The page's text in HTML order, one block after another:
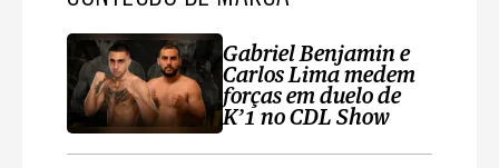
Gabriel Benjamin e
Carlos Lima medem
forças em duelo de
K’1 no CDL Show